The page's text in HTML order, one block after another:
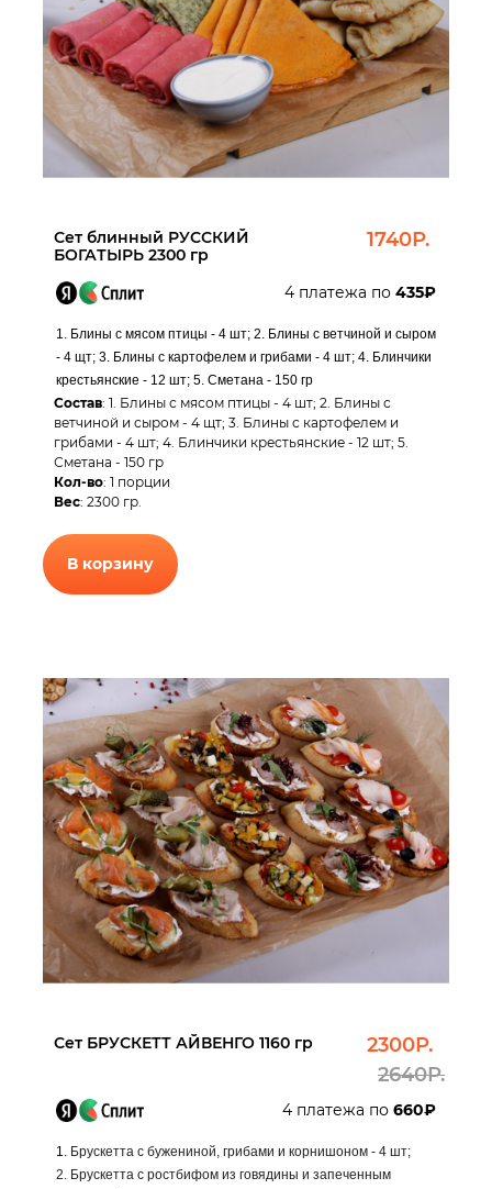
Сет блинный РУССКИЙ
БОГАТЫРЬ 2300 гр
1740Р.
4 платежа по 435₽
1. Блины с мясом птицы - 4 шт; 2. Блины с ветчиной и сыром
- 4 щт; 3. Блины с картофелем и грибами - 4 шт; 4. Блинчики
крестьянские - 12 шт; 5. Сметана - 150 гр
Состав: 1. Блины с мясом птицы - 4 шт; 2. Блины с
ветчиной и сыром - 4 щт; 3. Блины с картофелем и
грибами - 4 шт; 4. Блинчики крестьянские - 12 шт; 5.
Сметана - 150 гр
Кол-во: 1 порции
Вес: 2300 гр.
В корзину
Сет БРУСКЕТТ АЙВЕНГО 1160 гр
2300Р.
2640Р.
4 платежа по 660₽
1. Брускетта с бужениной, грибами и корнишоном - 4 шт;
2. Брускетта с ростбифом из говядины и запеченным